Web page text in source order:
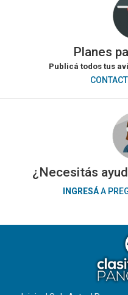
Planes
Publicá todos tus
¿Necesitás
INGRESÁA